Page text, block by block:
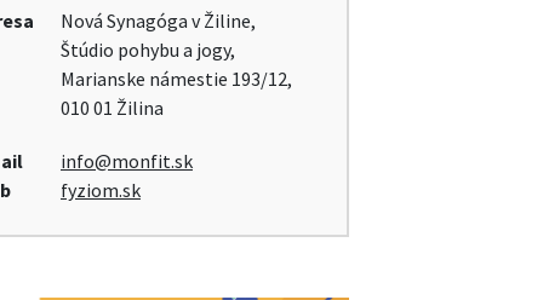
Nová Synagóga v Žiline,
Štúdio pohybu a jogy,
Marianske námestie 193/12,
010 01 Žilina
info@monfit.sk
fyziom.sk